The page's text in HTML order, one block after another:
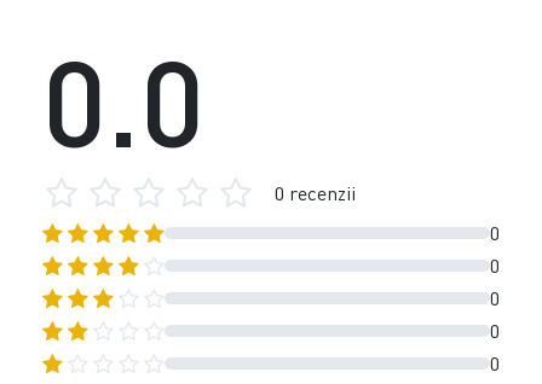
0
0
0
0
0
0.0
0 recenzii